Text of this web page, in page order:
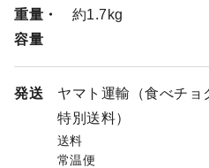
重量・
容量
約1.7kg
発送
ヤマト運輸（食べチョ
特別送料）
送料
常温便